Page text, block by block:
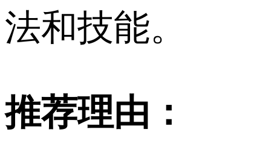
法和技能。
推荐理由：